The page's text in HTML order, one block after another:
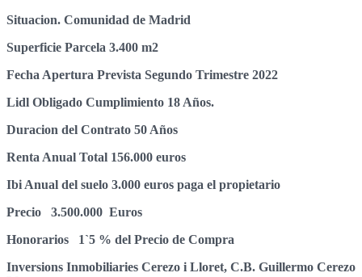
Situacion. Comunidad de Madrid
Superficie Parcela 3.400 m2
Fecha Apertura Prevista Segundo Trimestre 2022
Lidl Obligado Cumplimiento 18 Años.
Duracion del Contrato 50 Años
Renta Anual Total 156.000 euros
Ibi Anual del suelo 3.000 euros paga el propietario
Precio 3.500.000 Euros
Honorarios 1`5 % del Precio de Compra
Inversions Inmobiliaries Cerezo i Lloret, C.B. Guillermo Cerezo